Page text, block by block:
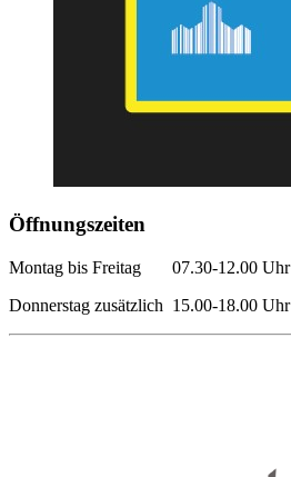
Öffnungszeiten
Montag bis Freitag 07.30-12.00 Uhr
Donnerstag zusätzlich 15.00-18.00 Uhr